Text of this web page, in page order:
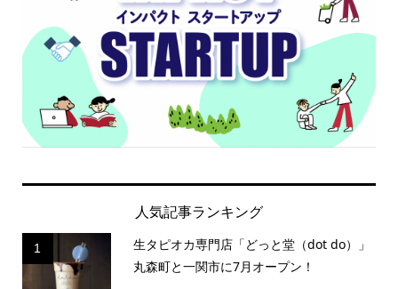
人気記事ランキング
1
生タピオカ専門店「どっと堂（dot do）」
丸森町と一関市に7月オープン！